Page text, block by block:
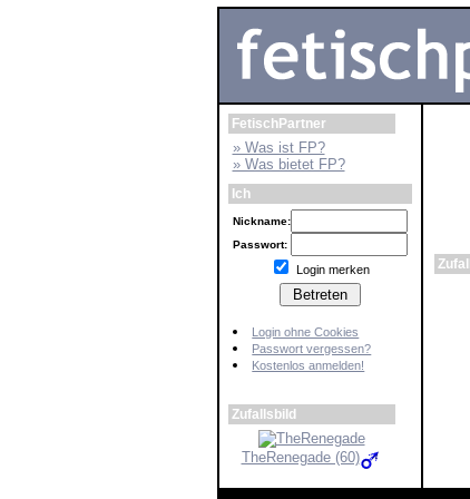
FetischPartner
» Was ist FP?
» Was bietet FP?
Ich
Nickname:
Passwort:
Login merken
Login ohne Cookies
Passwort vergessen?
Kostenlos anmelden!
Zufallsbild
TheRenegade (60)